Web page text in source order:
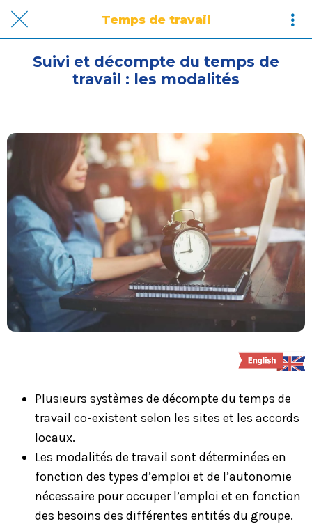
Temps de travail
Suivi et décompte du temps de
travail : les modalités
Plusieurs systèmes de décompte du temps de
travail co-existent selon les sites et les accords
locaux.
Les modalités de travail sont déterminées en
fonction des types d’emploi et de l’autonomie
nécessaire pour occuper l’emploi et en fonction
des besoins des différentes entités du groupe.